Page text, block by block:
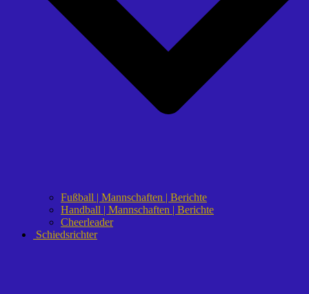
Fußball | Mannschaften | Berichte
Handball | Mannschaften | Berichte
Cheerleader
Schiedsrichter